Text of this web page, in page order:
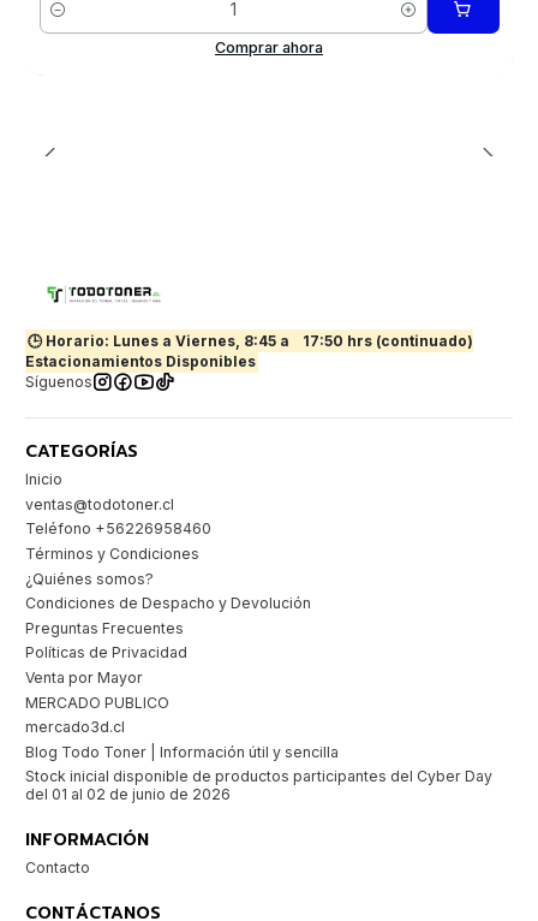
Cantidad
Comprar ahora
🕒 Horario: Lunes a Viernes, 8:45 a
17:50 hrs (continuado)
Estacionamientos Disponibles
Síguenos
CATEGORÍAS
Inicio
ventas@todotoner.cl
Teléfono +56226958460
Términos y Condiciones
¿Quiénes somos?
Condiciones de Despacho y Devolución
Preguntas Frecuentes
Políticas de Privacidad
Venta por Mayor
MERCADO PUBLICO
mercado3d.cl
Blog Todo Toner | Información útil y sencilla
Stock inicial disponible de productos participantes del Cyber Day
del 01 al 02 de junio de 2026
INFORMACIÓN
Contacto
CONTÁCTANOS